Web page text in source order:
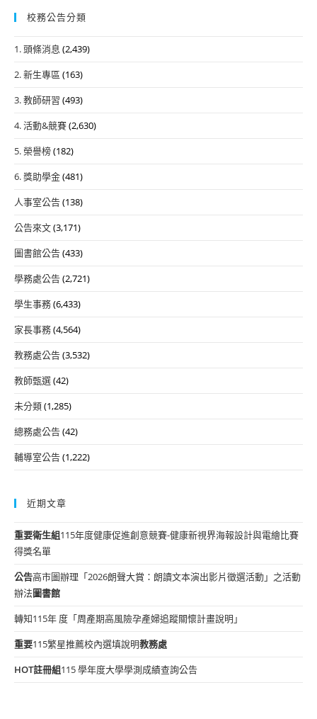
校務公告分類
1. 頭條消息 (2,439)
2. 新生專區 (163)
3. 教師研習 (493)
4. 活動&競賽(2,630)
5. 榮譽榜(182)
6. 獎助學金(481)
人事室公告(138)
公告來文(3,171)
圖書館公告(433)
學務處公告(2,721)
學生事務(6,433)
家長事務(4,564)
教務處公告(3,532)
教師甄選(42)
未分類(1,285)
總務處公告(42)
輔導室公告(1,222)
近期文章
重要衛生組115年度健康促進創意競賽-健康新視界海報設計與電繪比賽
得獎名單
公告高市圖辦理「2026朗聲大賞：朗讀文本演出影片徵選活動」之活動
辦法圖書館
轉知115年 度「周產期高風險孕產婦追蹤關懷計畫說明」
重要115繁星推薦校內選填說明教務處
HOT註冊組115 學年度大學學測成績查詢公告